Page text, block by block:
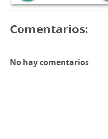
Comentarios:
No hay comentarios